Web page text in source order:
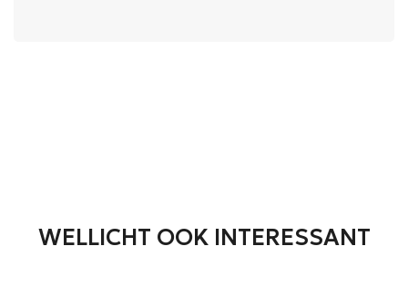
WELLICHT OOK INTERESSANT